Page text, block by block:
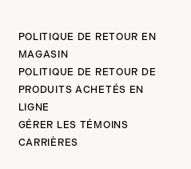
POLITIQUE DE RETOUR EN
MAGASIN
POLITIQUE DE RETOUR DE
PRODUITS ACHETÉS EN
LIGNE
GÉRER LES TÉMOINS
CARRIÈRES